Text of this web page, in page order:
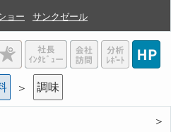
ョー サンクゼール
＞ 調味
＞